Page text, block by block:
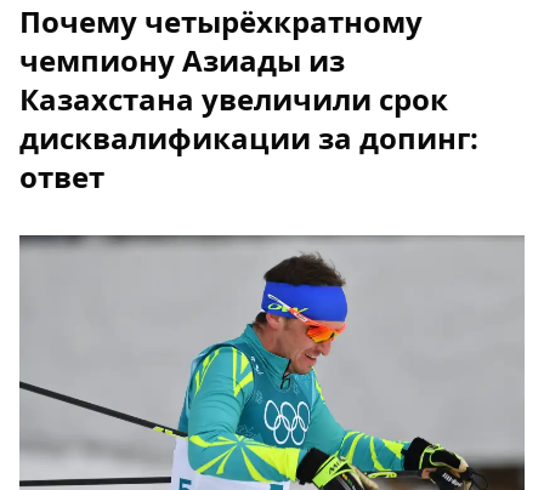
Почему четырёхкратному
чемпиону Азиады из
Казахстана увеличили срок
дисквалификации за допинг:
ответ